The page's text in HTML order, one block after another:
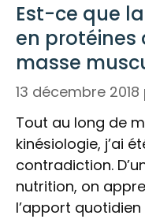
Est-ce que
en protéines
masse
13 décembre 2018
Tout au long de
kinésiologie, j’ai
contradiction.
nutrition, on
l’apport